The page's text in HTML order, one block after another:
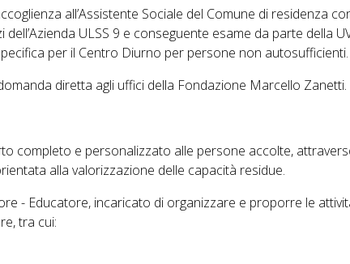
all’Assistente Sociale del Comune di residenza
ULSS 9 e conseguente esame da parte della
per il Centro Diurno per persone non autosufficienti.
diretta agli uffici della Fondazione Marcello Zanetti.
completo e personalizzato alle persone accolte,
alla valorizzazione delle capacità residue.
- Educatore, incaricato di organizzare e proporre le
tra cui: